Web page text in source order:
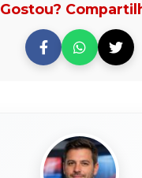
Gostou?